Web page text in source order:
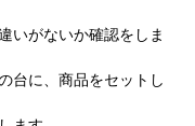
いがないか確認をしま
台に、商品をセットし